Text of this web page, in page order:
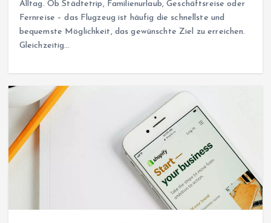
Alltag. Ob Städtetrip, Familienurlaub, Geschäftsreise oder
Fernreise – das Flugzeug ist häufig die schnellste und
bequemste Möglichkeit, das gewünschte Ziel zu erreichen.
Gleichzeitig…